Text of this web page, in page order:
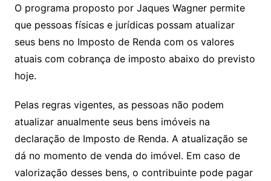
O programa proposto por Jaques Wagner permite
que pessoas físicas e jurídicas possam atualizar
seus bens no Imposto de Renda com os valores
atuais com cobrança de imposto abaixo do previsto
hoje.
Pelas regras vigentes, as pessoas não podem
atualizar anualmente seus bens imóveis na
declaração de Imposto de Renda. A atualização se
dá no momento de venda do imóvel. Em caso de
valorização desses bens, o contribuinte pode pagar